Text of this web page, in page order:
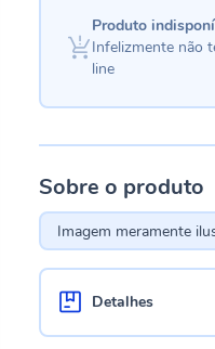
Produto
Infelizmente não
line
Sobre o produto
Imagem meramente
Detalhes